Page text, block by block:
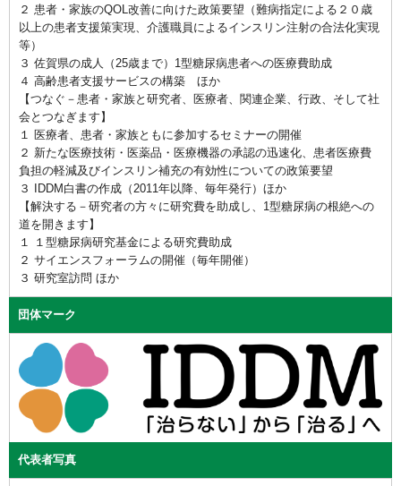
２ 患者・家族のQOL改善に向けた政策要望（難病指定による２０歳
以上の患者支援策実現、介護職員によるインスリン注射の合法化実現
等）
３ 佐賀県の成人（25歳まで）1型糖尿病患者への医療費助成
４ 高齢患者支援サービスの構築 ほか
【つなぐ－患者・家族と研究者、医療者、関連企業、行政、そして社
会とつなぎます】
１ 医療者、患者・家族ともに参加するセミナーの開催
２ 新たな医療技術・医薬品・医療機器の承認の迅速化、患者医療費
負担の軽減及びインスリン補充の有効性についての政策要望
３ IDDM白書の作成（2011年以降、毎年発行）ほか
【解決する－研究者の方々に研究費を助成し、1型糖尿病の根絶への
道を開きます】
１ １型糖尿病研究基金による研究費助成
２ サイエンスフォーラムの開催（毎年開催）
３ 研究室訪問 ほか
団体マーク
代表者写真